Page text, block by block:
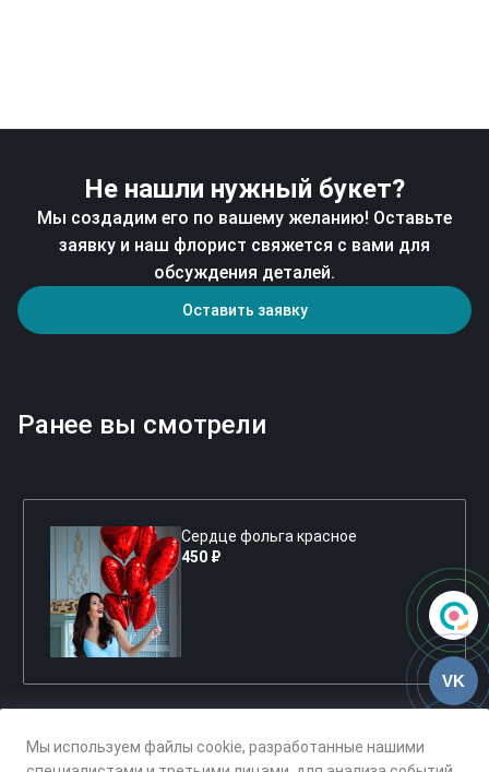
VK
Не нашли нужный букет?
Мы создадим его по вашему желанию! Оставьте
заявку и наш флорист свяжется с вами для
обсуждения деталей.
Оставить заявку
Ранее вы смотрели
Сердце фольга красное
450 ₽
Мы используем файлы cookie, разработанные нашими